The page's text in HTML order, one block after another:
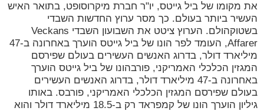
את מקומו של ביל גייטס, יו"ר חברת מיקרוסופט, בתואר האיש
העשיר ביותר בעולם. כך מסר ערוץ החדשות השבדי
בשטוקהולם. הערוץ ציטט את השבועון השבדי Veckans
Affarer, העומד לפר הונו של ביל גייטס הוערך באחרונה ב-47
מיליארד דולר, בדרוג האנשים העשירים בעולם שפירסם
המגזין הכלכלי האמריקני, פורבהונו של ביל גייטס הוערך
באחרונה ב-47 מיליארד דולר, בדרוג האנשים העשירים
בעולם שפירסם המגזין הכלכלי האמריקני, פורבס. באותו
גיליון הוערך הונו של קמפראד רק ב-18.5 מיליארד דולר והוא